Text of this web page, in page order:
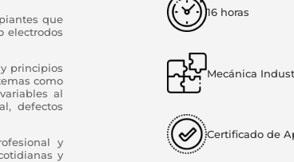
que
electrodos
principios
como
al
defectos
y
y
16 horas
Mecánica
Certificado de